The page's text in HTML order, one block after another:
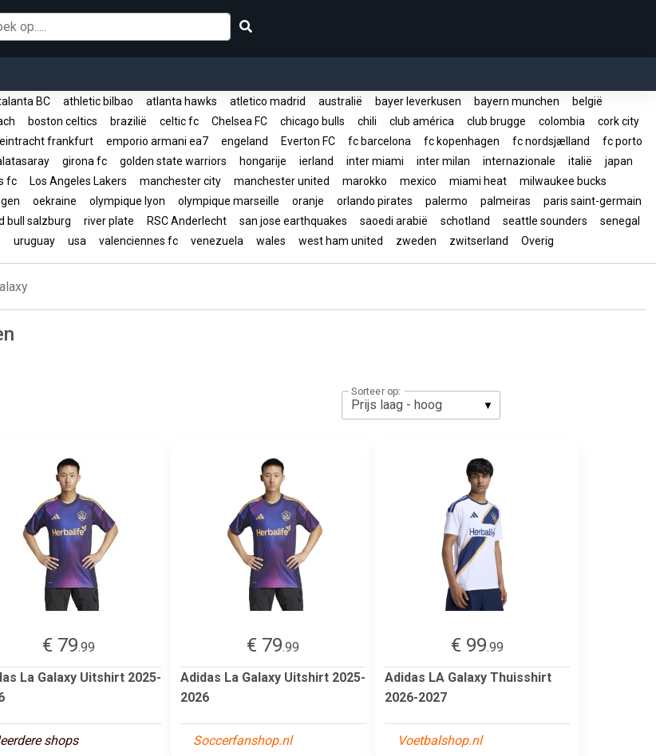
BC athletic bilbao atlanta hawks atletico madrid australië bayer leverkusen bayern munchen
belgië
boston celtics brazilië celtic fc Chelsea FC chicago bulls chili club américa club brugge colombia
cork city
eintracht frankfurt emporio armani ea7 engeland Everton FC fc barcelona fc kopenhagen fc nordsjælland
fc porto
girona fc golden state warriors hongarije ierland inter miami inter milan internazionale italië
japan
fc Los Angeles Lakers manchester city manchester united marokko mexico miami heat
milwaukee bucks
oekraine olympique lyon olympique marseille oranje orlando pirates palermo palmeiras
paris saint-germain
bull salzburg river plate RSC Anderlecht san jose earthquakes saoedi arabië schotland seattle sounders
senegal
uruguay usa valenciennes fc venezuela wales west ham united zweden zwitserland Overig
Sorteer op:
€ 79.99
La Galaxy Uitshirt 2025-
shops
€ 79.99
Adidas La Galaxy Uitshirt 2025-
2026
Soccerfanshop.nl
€ 99.99
Adidas LA Galaxy Thuisshirt
2026-2027
Voetbalshop.nl